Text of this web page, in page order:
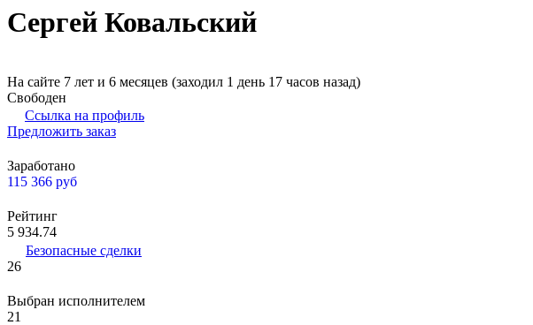
Сергей Ковальский
На сайте 7 лет и 6 месяцев (заходил 1 день 17 часов назад)
Свободен
Ссылка на профиль
Предложить заказ
Заработано
115 366 руб
Рейтинг
5 934.74
Безопасные сделки
26
Выбран исполнителем
21